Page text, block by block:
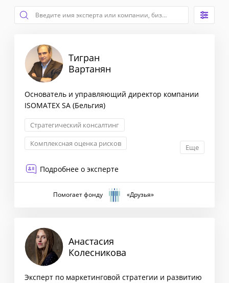
Тигран
Вартанян
Основатель и управляющий директор компании
ISOMATEX SA (Бельгия)
Стратегический консалтинг
Комплексная оценка рисков
Сегментация клиентов
Еще
Подробнее о эксперте
Помогает фонду «Друзья»
Анастасия
Колесникова
Эксперт по маркетинговой стратегии и развитию